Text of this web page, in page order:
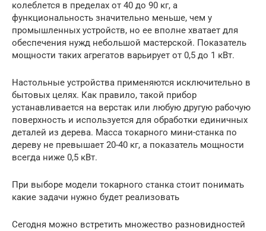
колеблется в пределах от 40 до 90 кг, а
функциональность значительно меньше, чем у
промышленных устройств, но ее вполне хватает для
обеспечения нужд небольшой мастерской. Показатель
мощности таких агрегатов варьирует от 0,5 до 1 кВт.
Настольные устройства применяются исключительно в
бытовых целях. Как правило, такой прибор
устанавливается на верстак или любую другую рабочую
поверхность и используется для обработки единичных
деталей из дерева. Масса токарного мини-станка по
дереву не превышает 20-40 кг, а показатель мощности
всегда ниже 0,5 кВт.
При выборе модели токарного станка стоит понимать
какие задачи нужно будет реализовать
Сегодня можно встретить множество разновидностей